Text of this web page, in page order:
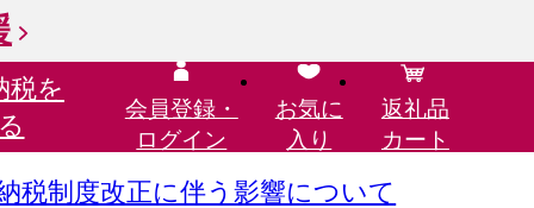
税を
会員登録・
ログイン
お気に
入り
返礼品
カート
税制度改正に伴う影響について